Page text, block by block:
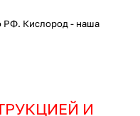
РФ. Кислород - наша
И